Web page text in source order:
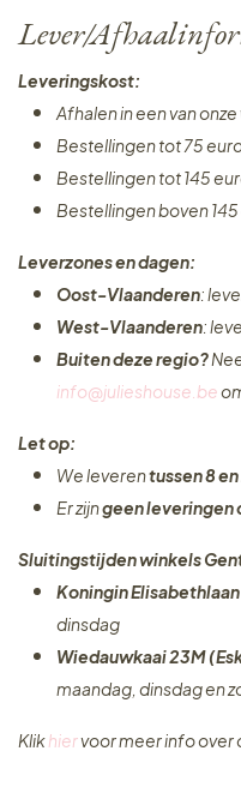
Lever/
Leveringskost:
Afhalen in een van
Bestellingen tot 75
Bestellingen tot 145
Bestellingen boven
Leverzones en dagen:
Oost-Vlaanderen:
West-Vlaanderen:
Buiten deze regio?
info@julieshouse.be
Let op:
We leverentussen 8
Er zijngeen leveringen
Sluitingstijden winkels
Koningin Elisabethlaan
dinsdag
Wiedauwkaai 23M
maandag, dinsdag en
Klikhiervoor meer info over